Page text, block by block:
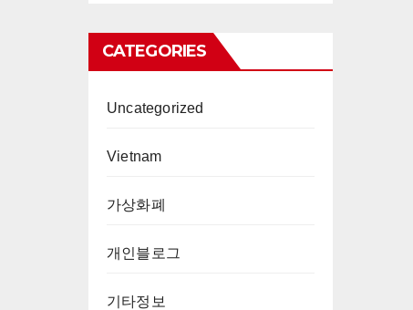
CATEGORIES
Uncategorized
Vietnam
가상화폐
개인블로그
기타정보